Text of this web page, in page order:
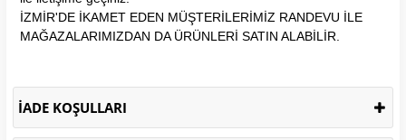
İZMİR'DE İKAMET EDEN MÜŞTERİLERİMİZ RANDEVU İLE
MAĞAZALARIMIZDAN DA ÜRÜNLERİ SATIN ALABİLİR.
İADE KOŞULLARI